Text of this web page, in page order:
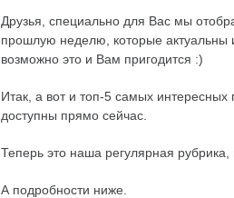
Друзья, специально для Вас мы
прошлую неделю, которые актуальны
возможно это и Вам пригодится :)
Итак, а вот и топ-5 самых
доступны прямо сейчас.
Теперь это наша регулярная
А подробности ниже.